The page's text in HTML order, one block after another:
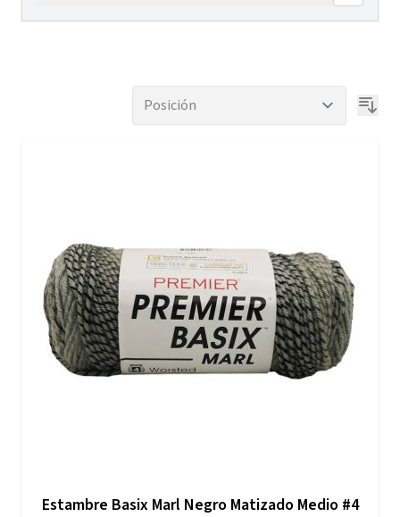
Estambre Basix Marl Negro Matizado Medio #4